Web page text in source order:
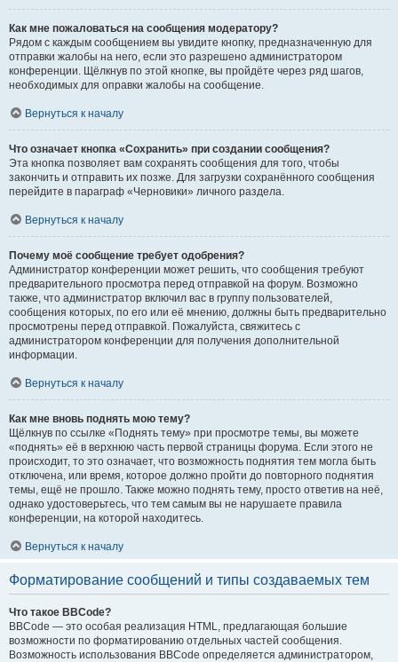
Как мне пожаловаться на сообщения модератору?
Рядом с каждым сообщением вы увидите кнопку, предназначенную для
отправки жалобы на него, если это разрешено администратором
конференции. Щёлкнув по этой кнопке, вы пройдёте через ряд шагов,
необходимых для оправки жалобы на сообщение.
Вернуться к началу
Что означает кнопка «Сохранить» при создании сообщения?
Эта кнопка позволяет вам сохранять сообщения для того, чтобы
закончить и отправить их позже. Для загрузки сохранённого сообщения
перейдите в параграф «Черновики» личного раздела.
Вернуться к началу
Почему моё сообщение требует одобрения?
Администратор конференции может решить, что сообщения требуют
предварительного просмотра перед отправкой на форум. Возможно
также, что администратор включил вас в группу пользователей,
сообщения которых, по его или её мнению, должны быть предварительно
просмотрены перед отправкой. Пожалуйста, свяжитесь с
администратором конференции для получения дополнительной
информации.
Вернуться к началу
Как мне вновь поднять мою тему?
Щёлкнув по ссылке «Поднять тему» при просмотре темы, вы можете
«поднять» её в верхнюю часть первой страницы форума. Если этого не
происходит, то это означает, что возможность поднятия тем могла быть
отключена, или время, которое должно пройти до повторного поднятия
темы, ещё не прошло. Также можно поднять тему, просто ответив на неё,
однако удостоверьтесь, что тем самым вы не нарушаете правила
конференции, на которой находитесь.
Вернуться к началу
Форматирование сообщений и типы создаваемых тем
Что такое BBCode?
BBCode — это особая реализация HTML, предлагающая большие
возможности по форматированию отдельных частей сообщения.
Возможность использования BBCode определяется администратором,